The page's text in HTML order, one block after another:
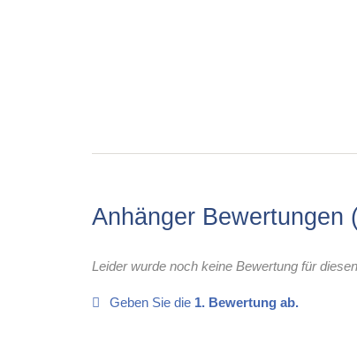
Anhänger Bewertungen
Leider wurde noch keine Bewertung für
Geben Sie die 1. Bewertung ab.